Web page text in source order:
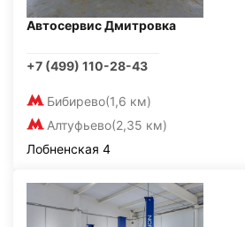
Автосервис Дмитровка
+7 (499) 110-28-43
Бибирево(1,6 км)
Алтуфьево(2,35 км)
Лобненская 4